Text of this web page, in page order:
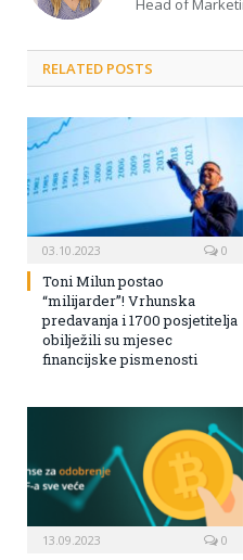
Head of
RELATED POSTS
03.10.2023 0
Toni Milun postao
“milijarder”! Vrhunska
predavanja i 1700 posjetitelja
obilježili su mjesec
financijske pismenosti
13.09.2023 0